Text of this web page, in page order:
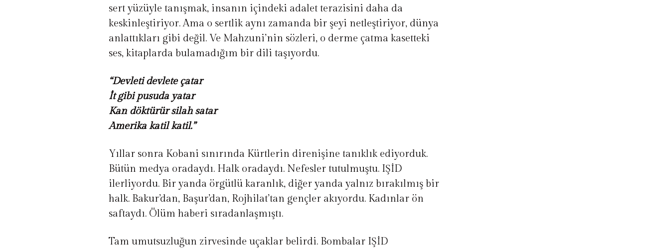
sert yüzüyle tanışmak, insanın içindeki adalet terazisini daha da
keskinleştiriyor. Ama o sertlik aynı zamanda bir şeyi netleştiriyor, dünya
anlattıkları gibi değil. Ve Mahzuni’nin sözleri, o derme çatma kasetteki
ses, kitaplarda bulamadığım bir dili taşıyordu.
“Devleti devlete çatar
İt gibi pusuda yatar
Kan döktürür silah satar
Amerika katil katil.”
Yıllar sonra Kobani sınırında Kürtlerin direnişine tanıklık ediyorduk.
Bütün medya oradaydı. Halk oradaydı. Nefesler tutulmuştu. IŞİD
ilerliyordu. Bir yanda örgütlü karanlık, diğer yanda yalnız bırakılmış bir
halk. Bakur’dan, Başur’dan, Rojhilat’tan gençler akıyordu. Kadınlar ön
saftaydı. Ölüm haberi sıradanlaşmıştı.
Tam umutsuzluğun zirvesinde uçaklar belirdi. Bombalar IŞİD